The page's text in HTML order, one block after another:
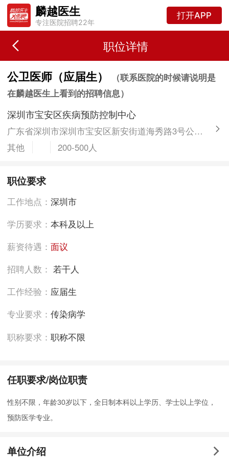
麟越医生
专注医院招聘22年
打开APP
职位详情
公卫医师（应届生）
（联系医院的时候请说明是
在麟越医生上看到的招聘信息）
深圳市宝安区疾病预防控制中心
广东省深圳市深圳市宝安区新安街道海秀路3号公共卫生大楼
其他
200-500人
职位要求
工作地点：深圳市
学历要求：本科及以上
薪资待遇：面议
招聘人数：若干人
工作经验： 应届生
专业要求：传染病学
职称要求：职称不限
任职要求/岗位职责
性别不限，年龄30岁以下，全日制本科以上学历、学士以上学位，
预防医学专业。
单位介绍